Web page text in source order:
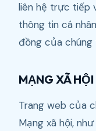
liên hệ trực tiếp
thông tin cá
đồng của chúng
MẠNG XÃ
Trang web của
Mạng xã hội,